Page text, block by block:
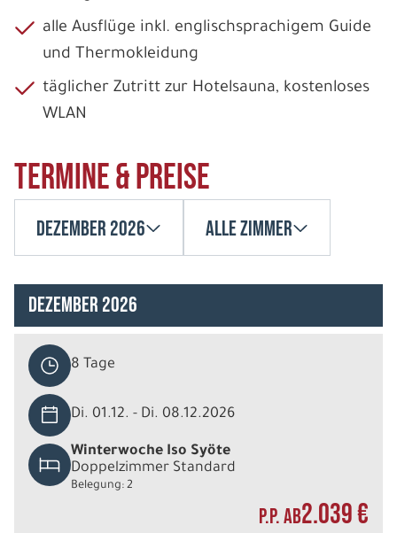
alle Ausflüge inkl. englischsprachigem Guide
und Thermokleidung
täglicher Zutritt zur Hotelsauna, kostenloses
WLAN
Termine & Preise
Dezember 2026 Alle Zimmer
Dezember 2026
8 Tage
Di. 01.12. - Di. 08.12.2026
Winterwoche Iso Syöte
Doppelzimmer Standard
Belegung: 2
P.P. AB2.039 €